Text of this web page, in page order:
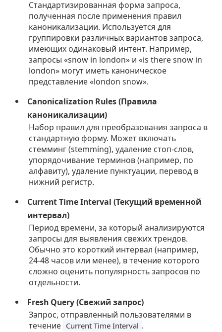
Стандартизированная форма запроса,
полученная после применения правил
каноникализации. Используется для
группировки различных вариантов запроса,
имеющих одинаковый интент. Например,
запросы «snow in london» и «is there snow in
london» могут иметь каноническое
представление «london snow».
Canonicalization Rules (Правила
каноникализации)
Набор правил для преобразования запроса в
стандартную форму. Может включать
стемминг (stemming), удаление стоп-слов,
упорядочивание терминов (например, по
алфавиту), удаление пунктуации, перевод в
нижний регистр.
Current Time Interval (Текущий временной
интервал)
Период времени, за который анализируются
запросы для выявления свежих трендов.
Обычно это короткий интервал (например,
24-48 часов или менее), в течение которого
сложно оценить популярность запросов по
отдельности.
Fresh Query (Свежий запрос)
Запрос, отправленный пользователями в
течение Current Time Interval .